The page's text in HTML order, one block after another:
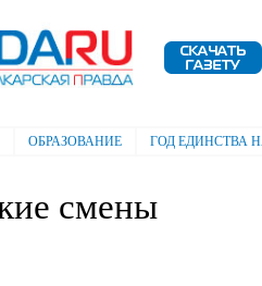
ОБРАЗОВАНИЕ ГОД ЕДИНСТВА
смены